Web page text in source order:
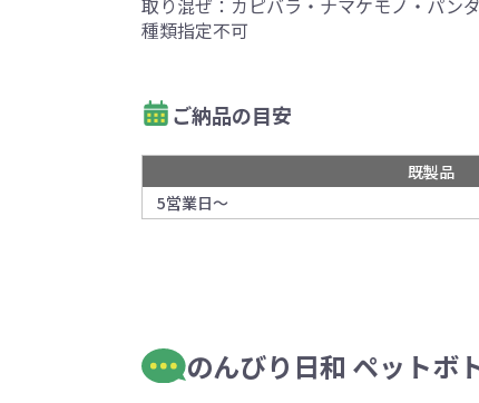
取り混ぜ：カピバラ・ナマケモノ・パ
種類指定不可
ご納品の目安
既製品
5営業日～
のんびり日和 ペット